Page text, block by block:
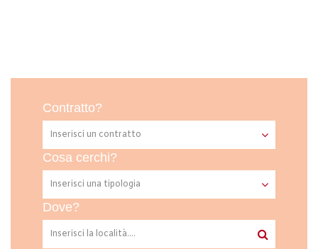
Contratto?
Cosa cerchi?
Dove?